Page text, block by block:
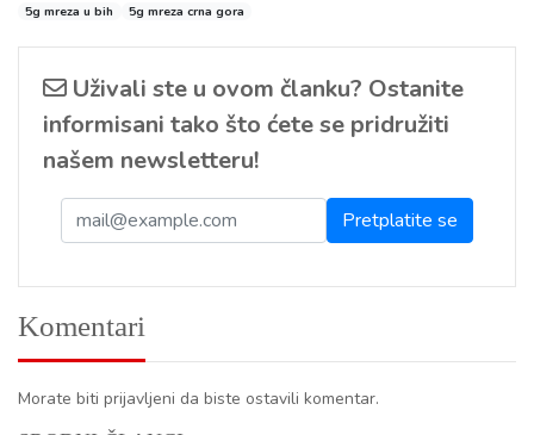
5g mreza u bih
5g mreza crna gora
Uživali ste u ovom članku? Ostanite
informisani tako što ćete se pridružiti
našem newsletteru!
Komentari
Morate biti prijavljeni da biste ostavili komentar.